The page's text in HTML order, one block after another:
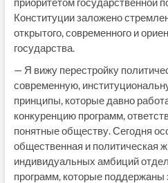
Конституции заложено
открытого, современного и
государства.
— Я вижу перестройку
современную,
принципы, которые давно
конкуренцию программ,
понятные обществу. Сегодня
общественная и политическая
индивидуальных амбиций
программ, которые поддержаны